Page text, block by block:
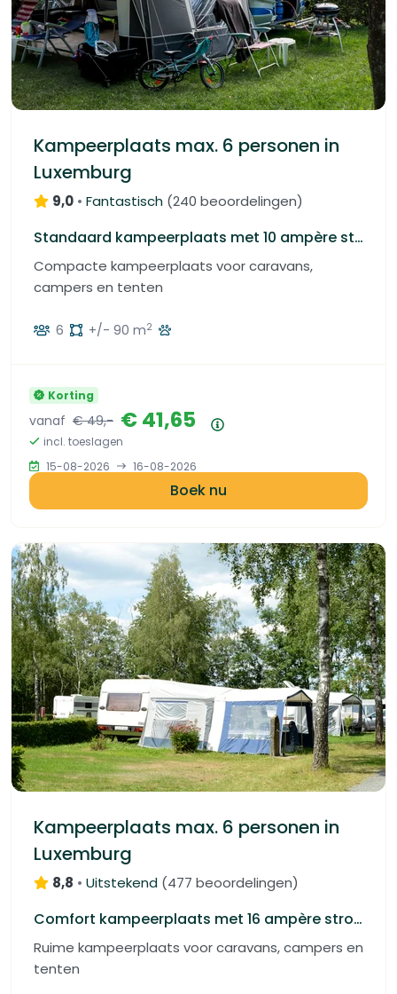
Kampeerplaats max. 6 personen in
Luxemburg
9,0 • Fantastisch (240 beoordelingen)
Standaard kampeerplaats met 10 ampère stroom
Compacte kampeerplaats voor caravans,
campers en tenten
6 +/- 90 m2
Korting
vanaf € 49,- € 41,65
incl. toeslagen
15-08-2026
16-08-2026
Boek nu
Kampeerplaats max. 6 personen in
Luxemburg
8,8 • Uitstekend (477 beoordelingen)
Comfort kampeerplaats met 16 ampère stroom, wateraansluiting en grijs water afvoer
Ruime kampeerplaats voor caravans, campers en
tenten